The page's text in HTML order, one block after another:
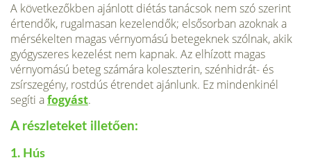
A következőkben ajánlott diétás tanácsok nem szó szerint
értendők, rugalmasan kezelendők; elsősorban azoknak a
mérsé­kelten magas vérnyomású betegeknek szólnak, akik
gyógyszeres kezelést nem kapnak. Az elhízott magas
vérnyomású beteg számára ko­leszterin, szénhidrát- és
zsírszegény, rostdús étrendet ajánlunk. Ez mindenkinél
segíti afogyást.
A részleteket illetően:
1. Hús